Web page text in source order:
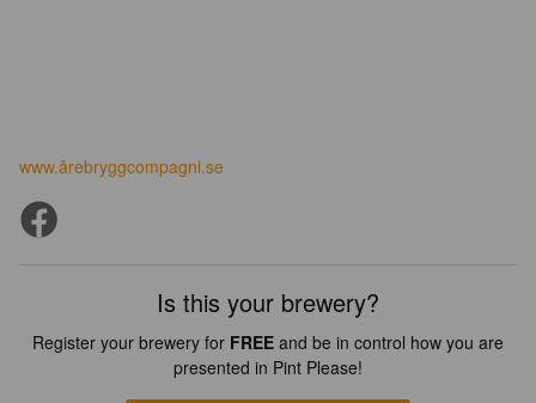
www.årebryggcompagni.se
Is this your brewery?
Register your brewery for FREE and be in control how you are
presented in Pint Please!